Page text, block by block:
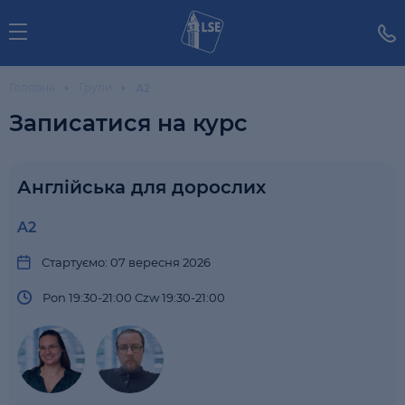
Записатися на курс
Англійська для дорослих
A2
Стартуємо: 07 вересня 2026
Pon 19:30-21:00 Czw 19:30-21:00